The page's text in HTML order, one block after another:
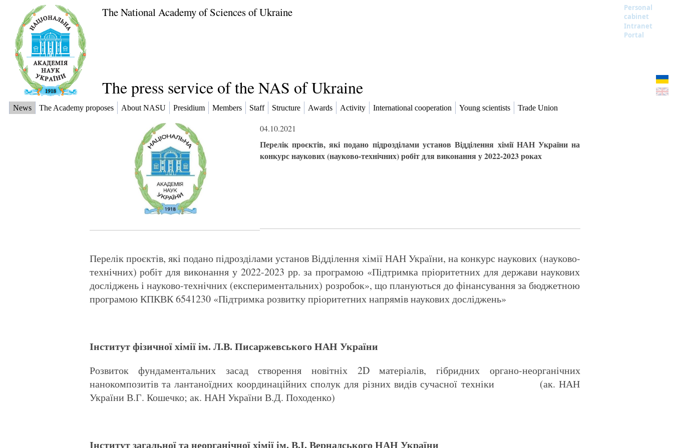
The National Academy of Sciences of Ukraine
Personal
cabinet
Intranet
Portal
The press service of the NAS of Ukraine
News The Academy proposes About NASU Presidium Members Staff Structure Awards Activity International cooperation Young scientists Trade Union
04.10.2021
Перелік проєктів, які подано підрозділами установ Відділення хімії НАН України на
конкурс наукових (науково-технічних) робіт для виконання у 2022-2023 роках
Перелік проєктів, які подано підрозділами установ Відділення хімії НАН України, на конкурс наукових (науково-
технічних) робіт для виконання у 2022-2023 рр. за програмою «Підтримка пріоритетних для держави наукових
досліджень і науково-технічних (експериментальних) розробок», що плануються до фінансування за бюджетною
програмою КПКВК 6541230 «Підтримка розвитку пріоритетних напрямів наукових досліджень»
Інститут фізичної хімії ім. Л.В. Писаржевського НАН України
Розвиток фундаментальних засад створення новітніх 2D матеріалів, гібридних органо-неорганічних
нанокомпозитів та лантаноїдних координаційних сполук для різних видів сучасної техніки (ак. НАН
України В.Г. Кошечко; ак. НАН України В.Д. Походенко)
Інститут загальної та неорганічної хімії ім. В.І. Вернадського НАН України